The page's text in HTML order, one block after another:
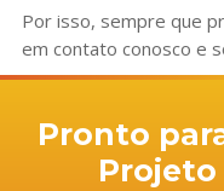
Por isso, sempre que
em contato conosco e
Pronto
Projeto